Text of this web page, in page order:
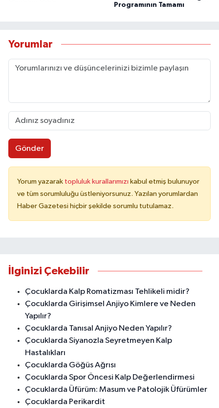
Programının Tamamı
Yorumlar
Gönder
Yorum yazarak topluluk kurallarımızı kabul etmiş bulunuyor
ve tüm sorumluluğu üstleniyorsunuz. Yazılan yorumlardan
Haber Gazetesi hiçbir şekilde sorumlu tutulamaz.
İlginizi Çekebilir
Çocuklarda Kalp Romatizması Tehlikeli midir?
Çocuklarda Girişimsel Anjiyo Kimlere ve Neden
Yapılır?
Çocuklarda Tanısal Anjiyo Neden Yapılır?
Çocuklarda Siyanozla Seyretmeyen Kalp
Hastalıkları
Çocuklarda Göğüs Ağrısı
Çocuklarda Spor Öncesi Kalp Değerlendirmesi
Çocuklarda Üfürüm: Masum ve Patolojik Üfürümler
Çocuklarda Perikardit